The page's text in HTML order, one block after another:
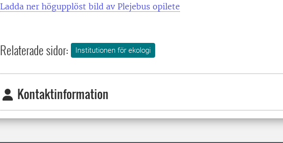
Ladda ner högupplöst bild av Plejebus opilete
Relaterade sidor: Institutionen för ekologi
Kontaktinformation